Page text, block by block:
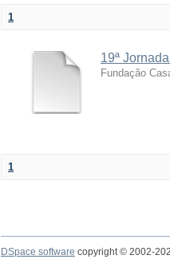
1
19ª
Fundação
1
DSpace software copyright © 2002-